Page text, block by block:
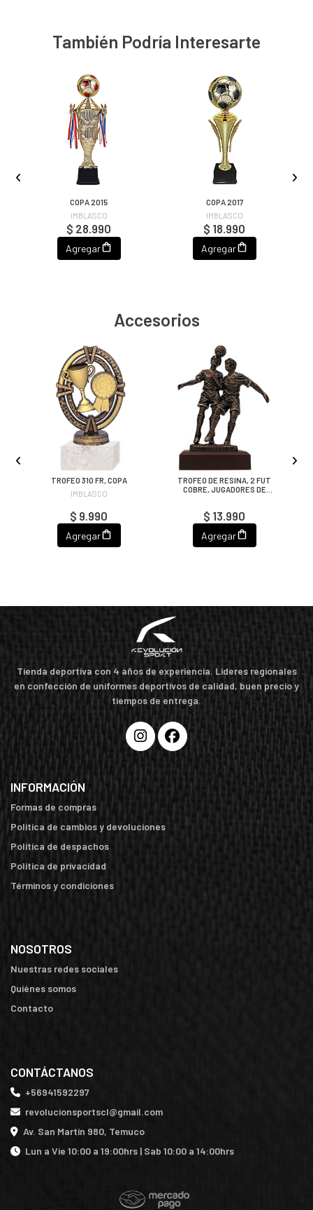
También Podría Interesarte
COPA 2015
IMBLASCO
$ 28.990
Agregar
COPA 2017
IMBLASCO
$ 18.990
Agregar
Accesorios
TROFEO 310 FR, COPA
IMBLASCO
$ 9.990
Agregar
TROFEO DE RESINA, 2 FUT
COBRE, JUGADORES DE
$ 13.990
Agregar
Tienda deportiva con 4 años de experiencia. Líderes regionales
en confección de uniformes deportivos de calidad, buen precio y
tiempos de entrega.
INFORMACIÓN
Formas de compras
Política de cambios y devoluciones
Política de despachos
Política de privacidad
Términos y condiciones
NOSOTROS
Nuestras redes sociales
Quiénes somos
Contacto
CONTÁCTANOS
+56941592297
revolucionsportscl@gmail.com
Av. San Martín 980, Temuco
Lun a Vie 10:00 a 19:00hrs | Sab 10:00 a 14:00hrs